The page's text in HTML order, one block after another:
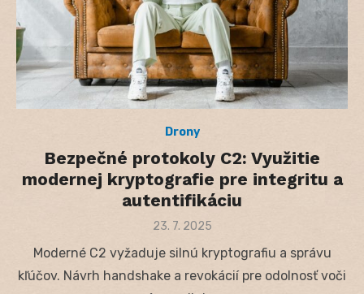
Drony
Bezpečné protokoly C2: Využitie
modernej kryptografie pre integritu a
autentifikáciu
Posted
23. 7. 2025
Moderné C2 vyžaduje silnú kryptografiu a správu
kľúčov. Návrh handshake a revokácií pre odolnosť voči